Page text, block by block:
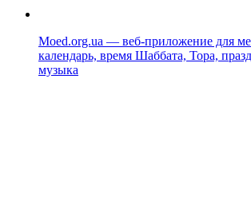
Moed.org.ua — веб-приложение для
календарь, время Шаббата, Тора,
музыка